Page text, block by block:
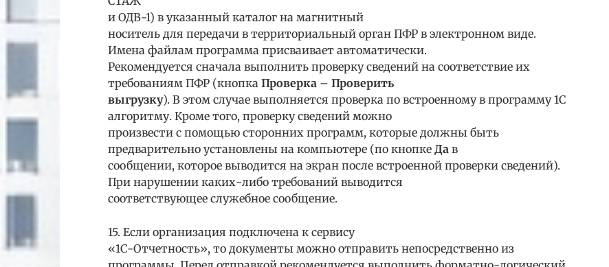
и ОДВ-1) в указанный каталог на магнитный
носитель для передачи в территориальный орган ПФР в электронном виде.
Имена файлам программа присваивает автоматически.
Рекомендуется сначала выполнить проверку сведений на соответствие их
требованиям ПФР (кнопка Проверка – Проверить
выгрузку). В этом случае выполняется проверка по встроенному в программу 1С
алгоритму. Кроме того, проверку сведений можно
произвести с помощью сторонних программ, которые должны быть
предварительно установлены на компьютере (по кнопке Да в
сообщении, которое выводится на экран после встроенной проверки сведений).
При нарушении каких-либо требований выводится
соответствующее служебное сообщение.
15. Если организация подключена к сервису
«1С-Отчетность», то документы можно отправить непосредственно из